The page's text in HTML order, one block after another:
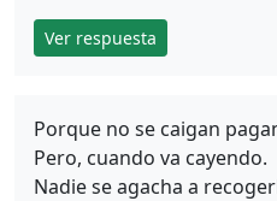
Ver respuesta
Porque no se caigan
Pero, cuando va cayendo.
Nadie se agacha a